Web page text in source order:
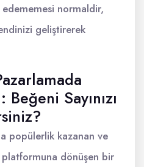
edememesi normaldir,
geliştirerek
Sayınızı
popülerlik kazanan ve
dönüşen bir